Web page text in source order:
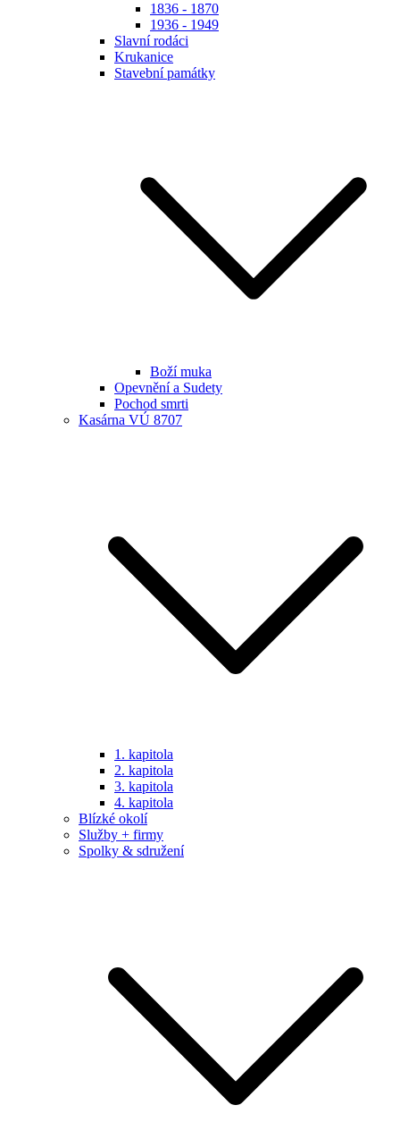
1836 - 1870
1936 - 1949
Slavní rodáci
Krukanice
Stavební památky
Boží muka
Opevnění a Sudety
Pochod smrti
Kasárna VÚ 8707
1. kapitola
2. kapitola
3. kapitola
4. kapitola
Blízké okolí
Služby + firmy
Spolky & sdružení